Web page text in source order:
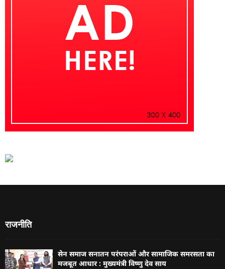
राजनीति
सेन समाज सनातन परंपराओं और सामाजिक समरसता का
मजबूत आधार : मुख्यमंत्री विष्णु देव साय